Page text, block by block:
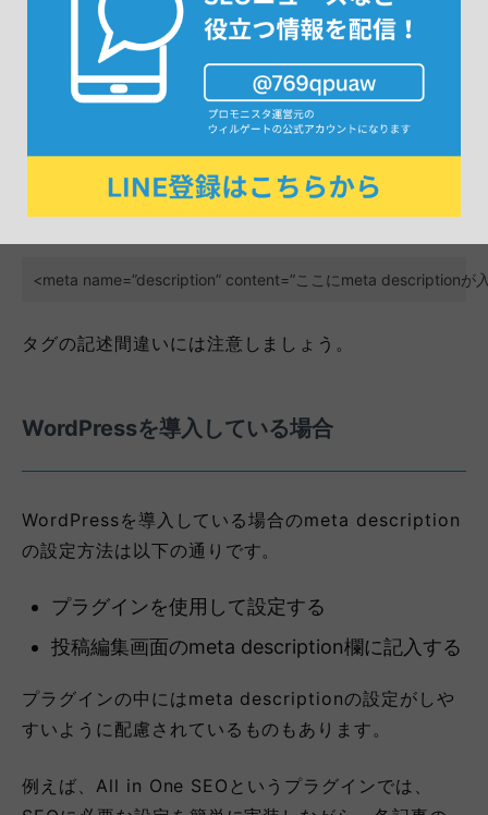
HTMLに直接記述する場合
meta descriptionをHTMLに直接記述する場合、
HTMLソースの上部にある<head>～～～</head>と
書かれているheadタグの中に以下のように記載しま
す。
<meta name=”description” content=”ここにmeta descriptionが
タグの記述間違いには注意しましょう。
WordPressを導入している場合
WordPressを導入している場合のmeta description
の設定方法は以下の通りです。
プラグインを使用して設定する
投稿編集画面のmeta description欄に記入する
プラグインの中にはmeta descriptionの設定がしや
すいように配慮されているものもあります。
例えば、All in One SEOというプラグインでは、